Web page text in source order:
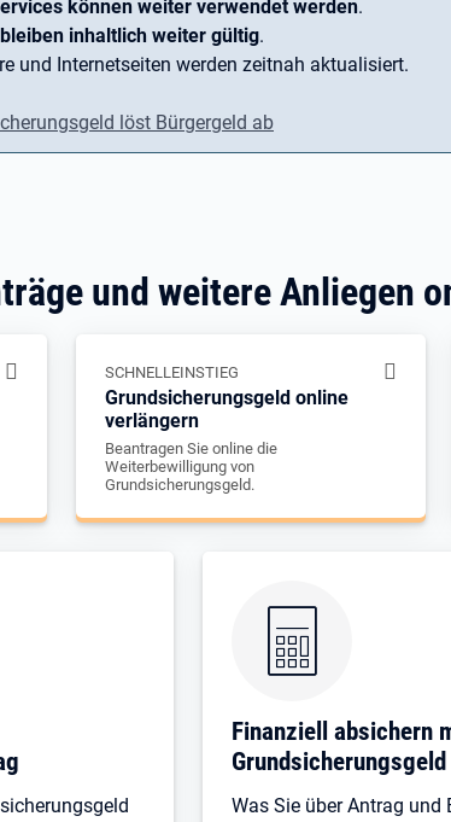
können weiter verwendet werden.
inhaltlich weiter gültig.
und Internetseiten werden zeitnah aktualisiert.
löst Bürgergeld ab
und weitere Anliegen
SCHNELLEINSTIEG
Grundsicherungsgeld online
verlängern
Beantragen Sie online die
Weiterbewilligung von
Grundsicherungsgeld.
Finanziell absichern
Grundsicherungsgeld
Was Sie über Antrag und